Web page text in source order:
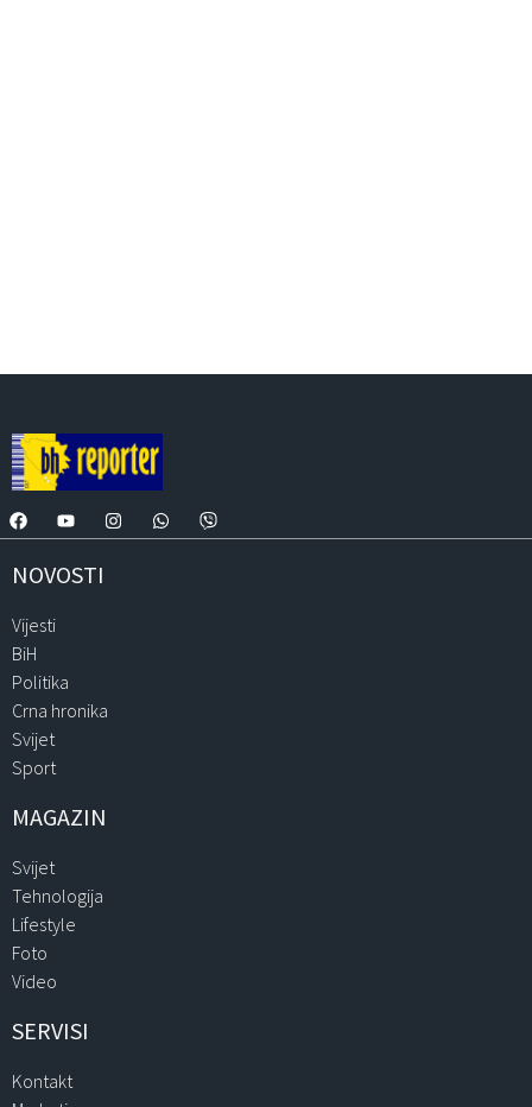
NOVOSTI
Vijesti
BiH
Politika
Crna hronika
Svijet
Sport
MAGAZIN
Svijet
Tehnologija
Lifestyle
Foto
Video
SERVISI
Kontakt